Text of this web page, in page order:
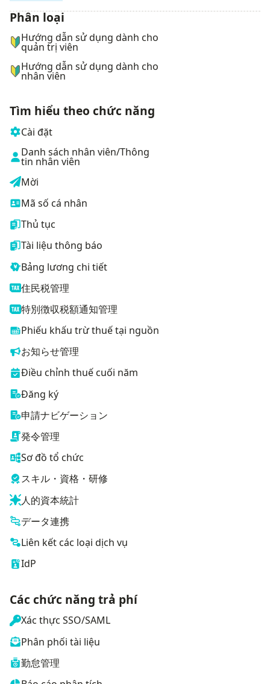
ナビゲーションメニュー
Phân loại
Hướng dẫn sử dụng dành cho
quản trị viên
Hướng dẫn sử dụng dành cho
nhân viên
Tìm hiểu theo chức năng
Cài đặt
Danh sách nhân viên/Thông
tin nhân viên
Mời
Mã số cá nhân
Thủ tục
Tài liệu thông báo
Bảng lương chi tiết
住民税管理
特別徴収税額通知管理
Phiếu khấu trừ thuế tại nguồn
お知らせ管理
Điều chỉnh thuế cuối năm
Đăng ký
申請ナビゲーション
発令管理
Sơ đồ tổ chức
スキル・資格・研修
人的資本統計
データ連携
Liên kết các loại dịch vụ
IdP
Các chức năng trả phí
Xác thực SSO/SAML
Phân phối tài liệu
勤怠管理